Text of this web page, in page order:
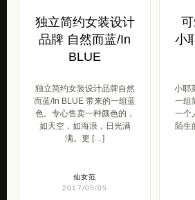
独立简约女装设计
品牌 自然而蓝/In
BLUE
独立简约女装设计品牌自然
而蓝/In BLUE 带来的一组蓝
色。专心售卖一种颜色的，
如天空，如海浪，日光满
满。更 […]
仙女范
2017/05/05
小
小耶
一组
一个
陌生